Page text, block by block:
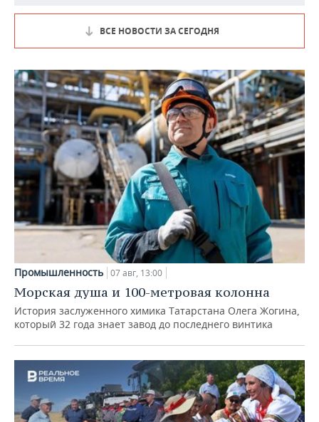
ВСЕ НОВОСТИ ЗА СЕГОДНЯ
Промышленность 07 авг, 13:00
Морская душа и 100-метровая колонна
История заслуженного химика Татарстана Олега Жогина,
который 32 года знает завод до последнего винтика